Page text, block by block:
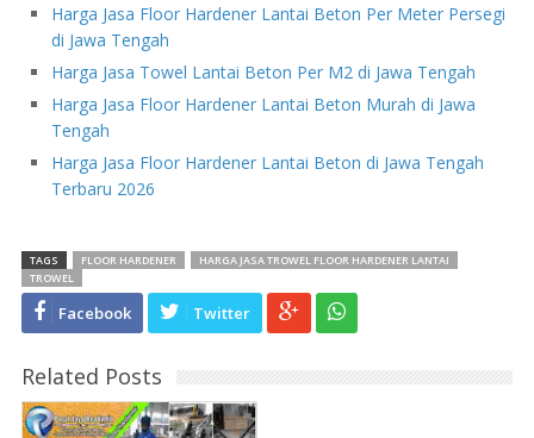
Harga Jasa Floor Hardener Lantai Beton Per Meter Persegi
di Jawa Tengah
Harga Jasa Towel Lantai Beton Per M2 di Jawa Tengah
Harga Jasa Floor Hardener Lantai Beton Murah di Jawa
Tengah
Harga Jasa Floor Hardener Lantai Beton di Jawa Tengah
Terbaru 2026
TAGS FLOOR HARDENER
HARGA JASA TROWEL FLOOR HARDENER LANTAI
TROWEL
Facebook Twitter
Related Posts